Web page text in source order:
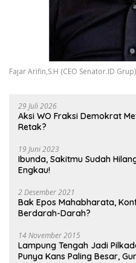
Fajar Arifin,S.H (CEO Senator.ID Grup)
29 Juli 2026
Aksi WO Fraksi Demokrat
Retak?
19 Juni 2023
Ibunda, Sakitmu Sudah
Engkau!
2 Desember 2021
Bak Epos Mahabharata,
Berdarah-Darah?
14 November 2015
Lampung Tengah Jadi
Punya Kans Paling Besar,